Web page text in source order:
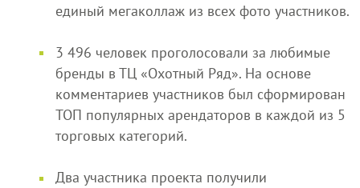
единый мегаколлаж из всех фото участников.
3 496 человек проголосовали за любимые
бренды в ТЦ «Охотный Ряд». На основе
комментариев участников был сформирован
ТОП популярных арендаторов в каждой из 5
торговых категорий.
Два участника проекта получили